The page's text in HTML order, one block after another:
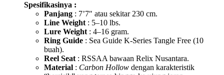
Spesifikasinya :
Panjang : 7’7″ atau sekitar 230 cm.
Line Weight : 5–10 lbs.
Lure Weight : 4–16 gram.
Ring Guide : Sea Guide K-Series Tangle Free (10
buah).
Reel Seat : RSSAA bawaan Relix Nusantara.
Material : Carbon Hollow dengan karakteristik